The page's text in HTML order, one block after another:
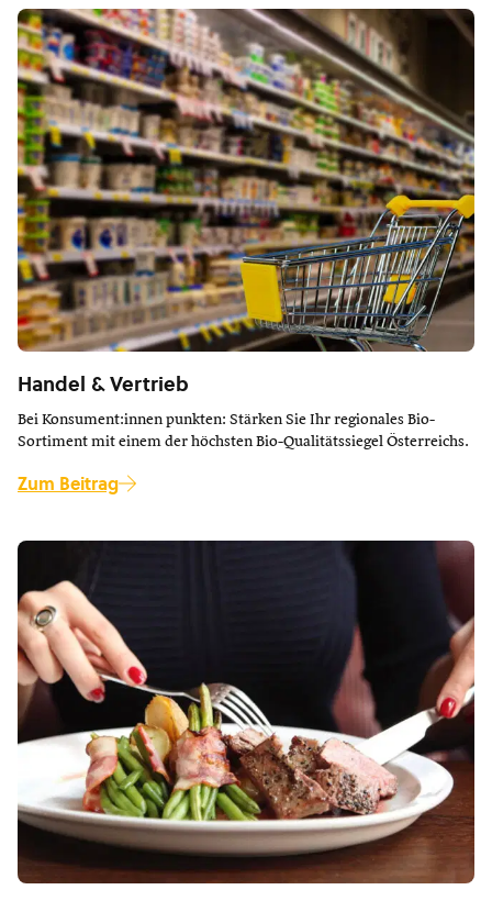
Handel & Vertrieb
Bei Konsument:innen punkten: Stärken Sie Ihr regionales Bio-
Sortiment mit einem der höchsten Bio-Qualitätssiegel Österreichs.
Zum Beitrag